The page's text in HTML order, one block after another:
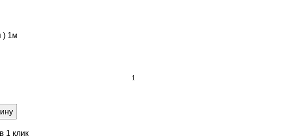
) 1м
1 клик